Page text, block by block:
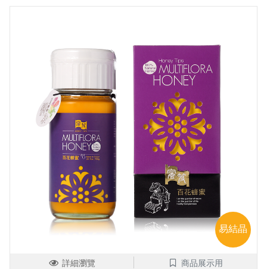
易結晶
詳細瀏覽 商品展示用